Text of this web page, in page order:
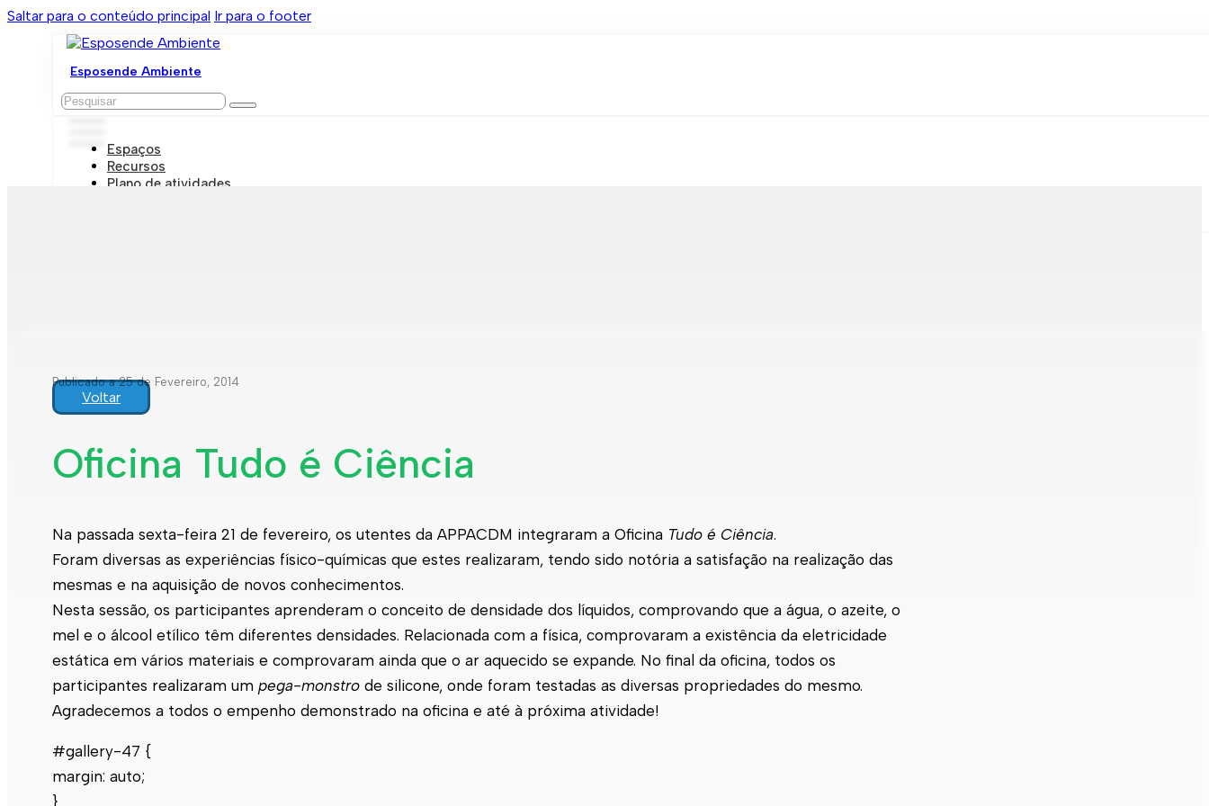
Saltar para o conteúdo principal Ir para o footer
Esposende Ambiente
Pesquisar
Espaços
Recursos
Plano de atividades
Publicado a 25 de Fevereiro, 2014
Voltar
Oficina Tudo é Ciência
Na passada sexta-feira 21 de fevereiro, os utentes da APPACDM integraram a Oficina Tudo é Ciência.
Foram diversas as experiências físico-químicas que estes realizaram, tendo sido notória a satisfação na realização das
mesmas e na aquisição de novos conhecimentos.
Nesta sessão, os participantes aprenderam o conceito de densidade dos líquidos, comprovando que a água, o azeite, o
mel e o álcool etílico têm diferentes densidades. Relacionada com a física, comprovaram a existência da eletricidade
estática em vários materiais e comprovaram ainda que o ar aquecido se expande. No final da oficina, todos os
participantes realizaram um pega-monstro de silicone, onde foram testadas as diversas propriedades do mesmo.
Agradecemos a todos o empenho demonstrado na oficina e até à próxima atividade!
#gallery-47 {
margin: auto;
}